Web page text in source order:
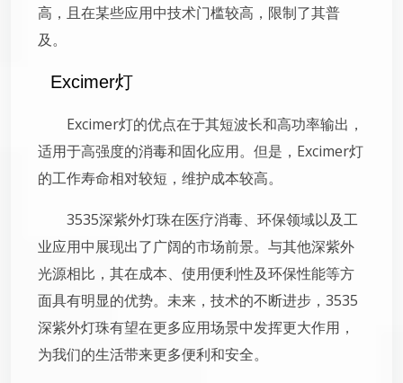
高，且在某些应用中技术门槛较高，限制了其普
及。
Excimer灯
Excimer灯的优点在于其短波长和高功率输出，
适用于高强度的消毒和固化应用。但是，Excimer灯
的工作寿命相对较短，维护成本较高。
3535深紫外灯珠在医疗消毒、环保领域以及工
业应用中展现出了广阔的市场前景。与其他深紫外
光源相比，其在成本、使用便利性及环保性能等方
面具有明显的优势。未来，技术的不断进步，3535
深紫外灯珠有望在更多应用场景中发挥更大作用，
为我们的生活带来更多便利和安全。